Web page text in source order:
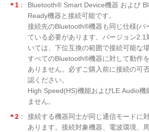
＊1 ：
Bluetooth® Smart Device機器 および
Ready機器と接続可能です。
接続先のBluetooth®機器も同じ仕様(バ
ている必要があります。バージョン2.1
いては、下位互換の範囲で接続可能な
すべてのBluetooth®機器に対して動作
ありません。必ずご購入前に接続の可
認ください。
High Speed(HS)機能およびLE Audio機
ません。
＊2 ：
接続する機器同士が同じ通信モードに
あります。接続対象機器、電波環境、